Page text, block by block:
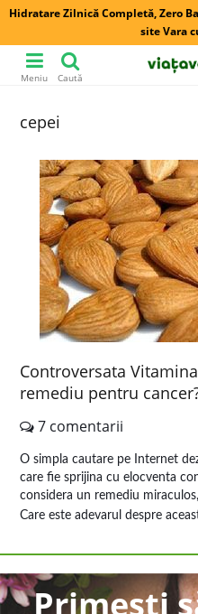
Hidratare Zilnică Completă, Zero
site Vara
Meniu Caută
cepei
Controversata
remediu pentru
7 comentarii
O simpla cautare pe Internet
care fie sprijina cu elocventa
considera un remediu
Care este adevarul despre
Primești